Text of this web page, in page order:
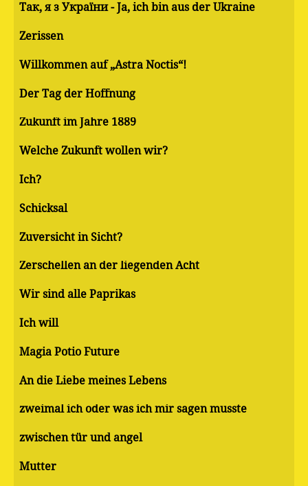
Так, я з України - Ja, ich bin aus der Ukraine
Zerissen
Willkommen auf „Astra Noctis“!
Der Tag der Hoffnung
Zukunft im Jahre 1889
Welche Zukunft wollen wir?
Ich?
Schicksal
Zuversicht in Sicht?
Zerschellen an der liegenden Acht
Wir sind alle Paprikas
Ich will
Magia Potio Future
An die Liebe meines Lebens
zweimal ich oder was ich mir sagen musste
zwischen tür und angel
Mutter